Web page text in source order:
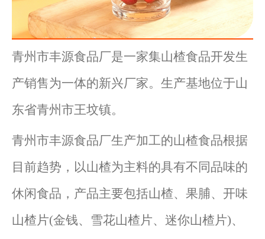
青州市丰源食品厂是一家集山楂食品开发生
产销售为一体的新兴厂家。生产基地位于山
东省青州市王坟镇。
青州市丰源食品厂生产加工的山楂食品根据
目前趋势，以山楂为主料的具有不同品味的
休闲食品，产品主要包括山楂、果脯、开味
山楂片(金钱、雪花山楂片、迷你山楂片)、